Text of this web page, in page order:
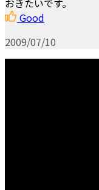
Good
2009/07/10